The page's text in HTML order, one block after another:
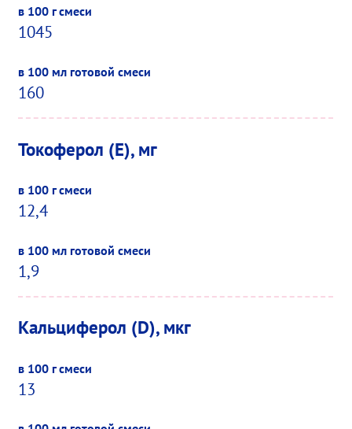
1045
160
Токоферол (E), мг
12,4
1,9
Кальциферол (D), мкг
13